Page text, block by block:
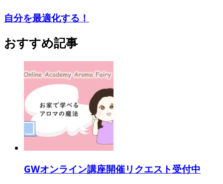
自分を最適化する！
おすすめ記事
GWオンライン講座開催リクエスト受付中